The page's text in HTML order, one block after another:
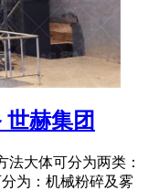
赫集团
法大体可分为两类：
为：机械粉碎及雾